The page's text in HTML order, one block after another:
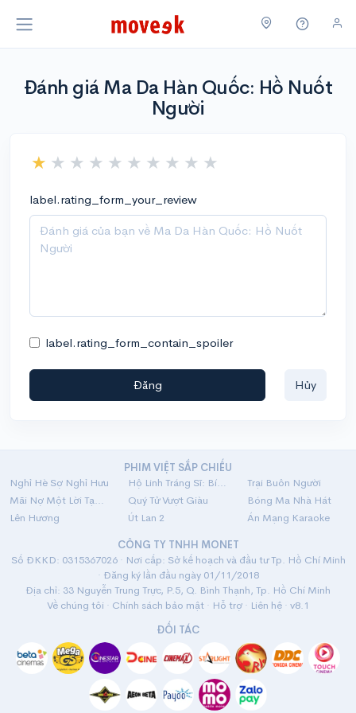
Đánh giá Ma Da Hàn Quốc: Hồ Nuốt
Người
label.rating_form_your_review
label.rating_form_contain_spoiler
Đăng Hủy
PHIM VIỆT SẮP CHIẾU
Nghỉ Hè Sợ Nghỉ Hưu
Hộ Linh Tráng Sĩ: Bí Ẩn Mộ Vua Đinh
Trại Buôn Người
Mãi Nợ Một Lời Tạm Biệt
Quý Tử Vượt Giàu
Bóng Ma Nhà Hát
Lên Hương
Út Lan 2
Án Mạng Karaoke
CÔNG TY TNHH MONET
Số ĐKKD: 0315367026 · Nơi cấp: Sở kế hoạch và đầu tư Tp. Hồ Chí Minh
· Đăng ký lần đầu ngày 01/11/2018
Địa chỉ: 33 Nguyễn Trung Trực, P.5, Q. Bình Thạnh, Tp. Hồ Chí Minh
Về chúng tôi · Chính sách bảo mật · Hỗ trợ · Liên hệ · v8.1
ĐỐI TÁC